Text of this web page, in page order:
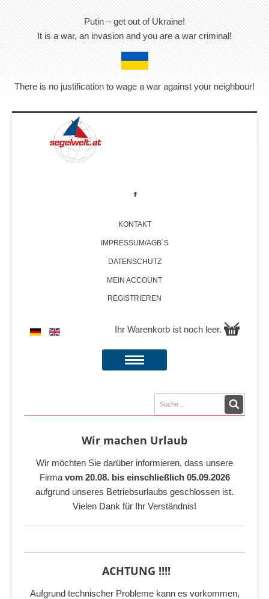
Putin – get out of Ukraine!
It is a war, an invasion and you are a war criminal!
There is no justification to wage a war against your neighbour!
KONTAKT
IMPRESSUM/AGB´S
DATENSCHUTZ
MEIN ACCOUNT
REGISTRIEREN
Ihr Warenkorb ist noch leer.
Wir machen Urlaub
Wir möchten Sie darüber informieren, dass unsere
Firma vom 20.08. bis einschließlich 05.09.2026
aufgrund unseres Betriebsurlaubs geschlossen ist.
Vielen Dank für Ihr Verständnis!
ACHTUNG !!!!
Aufgrund technischer Probleme kann es vorkommen,